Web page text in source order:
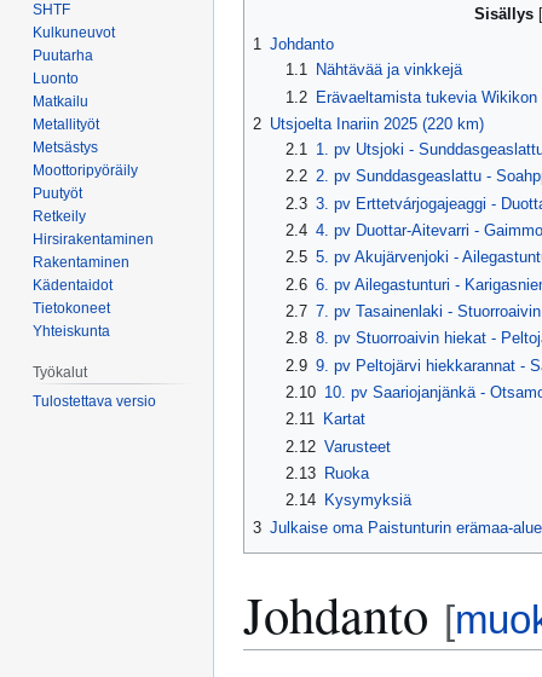
Sisällys
1 Johdanto
1.1
Nähtävää ja vinkkejä
1.2 Erävaeltamista tukevia Wikikon
2 Utsjoelta Inariin 2025 (220 km)
2.1
1. pv Utsjoki -
2.2 2. pv Sunddasgeaslattu -
2.3 3. pv Erttetvárjogajeaggi -
2.4 4. pv Duottar-Aitevarri -
2.5 5. pv Akujärvenjoki -
2.6 6. pv Ailegastunturi -
2.7 7. pv Tasainenlaki -
2.8 8. pv Stuorroaivin hiekat -
2.9 9. pv Peltojärvi hiekkarannat -
2.10 10. pv Saariojanjänkä -
2.11
Kartat
2.12 Varusteet
2.13
Ruoka
2.14
Kysymyksiä
3 Julkaise oma Paistunturin erämaa-
Johdanto [
SHTF
Kulkuneuvot
Puutarha
Luonto
Matkailu
Metallityöt
Metsästys
Moottoripyöräily
Puutyöt
Retkeily
Hirsirakentaminen
Rakentaminen
Kädentaidot
Tietokoneet
Yhteiskunta
Työkalut
Tulostettava versio